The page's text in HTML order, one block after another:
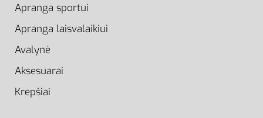
Apranga sportui
Apranga laisvalaikiui
Avalynė
Aksesuarai
Krepšiai